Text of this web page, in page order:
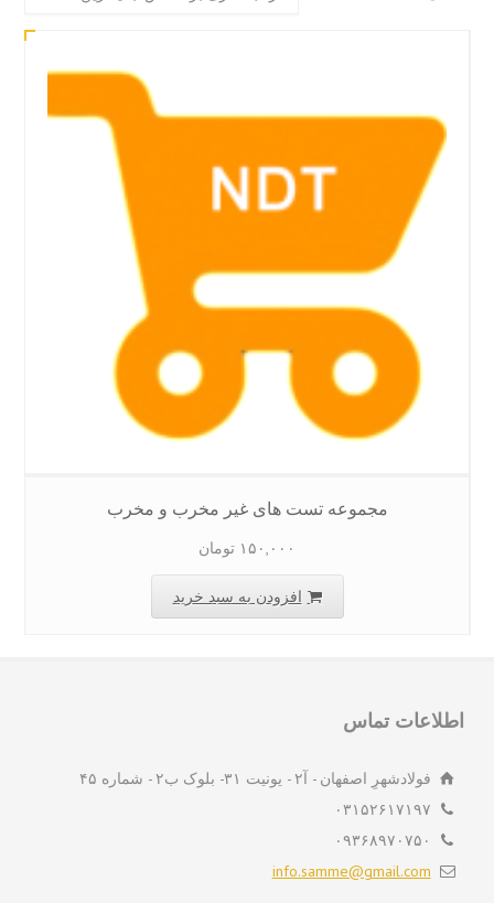
مجموعه تست های غیر مخرب و مخرب
۱۵۰,۰۰۰ تومان
افزودن به سبد خرید
تماس
فولادشهرِ اصفهان - آ۲ - یونیت ۳۱- بلوک ب۲ - شماره ۴۵
۰۳۱۵۲۶۱۷۱۹۷
۰۹۳۶۸۹۷۰۷۵۰
info.samme@gmail.com